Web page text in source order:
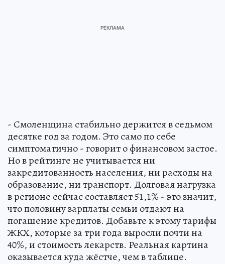
- Смоленщина стабильно держится в седьмом
десятке год за годом. Это само по себе
симптоматично - говорит о финансовом застое.
Но в рейтинге не учитывается ни
закредитованность населения, ни расходы на
образование, ни транспорт. Долговая нагрузка
в регионе сейчас составляет 51,1% - это значит,
что половину зарплаты семьи отдают на
погашение кредитов. Добавьте к этому тарифы
ЖКХ, которые за три года выросли почти на
40%, и стоимость лекарств. Реальная картина
оказывается куда жёстче, чем в таблице.